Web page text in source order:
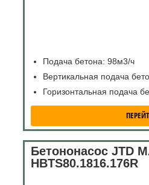
Подача бетона: 98м3/ч
Вертикальная подача
Горизонтальная подача
Бетононасос JTD
HBTS80.1816.176R